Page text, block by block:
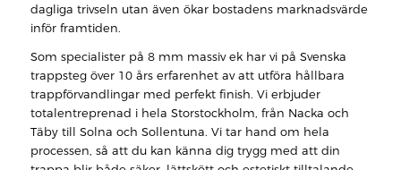
dagliga trivseln utan även ökar bostadens marknadsvärde
inför framtiden.
Som specialister på 8 mm massiv ek har vi på Svenska
trappsteg över 10 års erfarenhet av att utföra hållbara
trappförvandlingar med perfekt finish. Vi erbjuder
totalentreprenad i hela Storstockholm, från Nacka och
Täby till Solna och Sollentuna. Vi tar hand om hela
processen, så att du kan känna dig trygg med att din